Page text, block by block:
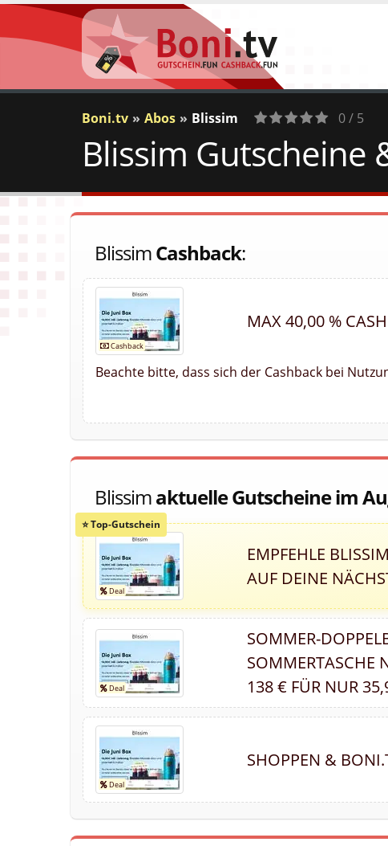
Boni.tv Abos Blissim
Votes
0 / 5
Blissim Gutscheine
BlissimCashback:
MAX 40,00 %
Beachte bitte, dass sich der Cashback bei
Blissimaktuelle Gutscheine im
EMPFEHLE
AUF DEINE
SOMMER-
SOMMERTASCHE
138 € FÜR NUR
SHOPPEN &